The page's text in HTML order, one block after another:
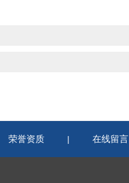
荣誉资质 | 在线留言